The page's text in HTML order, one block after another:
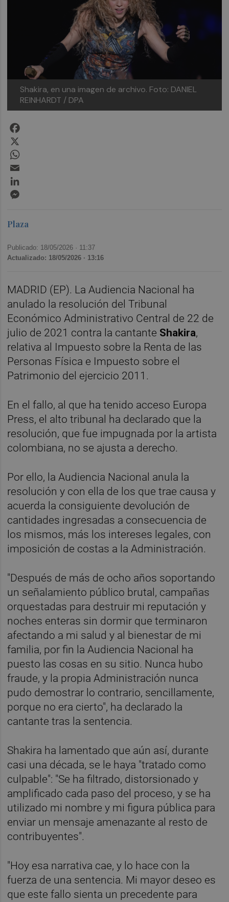
Shakira, en una imagen de archivo. Foto: DANIEL
REINHARDT / DPA
Plaza
Publicado: 18/05/2026 · 11:37
Actualizado: 18/05/2026 · 13:16
MADRID (EP). La Audiencia Nacional ha
anulado la resolución del Tribunal
Económico Administrativo Central de 22 de
julio de 2021 contra la cantante Shakira,
relativa al Impuesto sobre la Renta de las
Personas Física e Impuesto sobre el
Patrimonio del ejercicio 2011.
En el fallo, al que ha tenido acceso Europa
Press, el alto tribunal ha declarado que la
resolución, que fue impugnada por la artista
colombiana, no se ajusta a derecho.
Por ello, la Audiencia Nacional anula la
resolución y con ella de los que trae causa y
acuerda la consiguiente devolución de
cantidades ingresadas a consecuencia de
los mismos, más los intereses legales, con
imposición de costas a la Administración.
"Después de más de ocho años soportando
un señalamiento público brutal, campañas
orquestadas para destruir mi reputación y
noches enteras sin dormir que terminaron
afectando a mi salud y al bienestar de mi
familia, por fin la Audiencia Nacional ha
puesto las cosas en su sitio. Nunca hubo
fraude, y la propia Administración nunca
pudo demostrar lo contrario, sencillamente,
porque no era cierto", ha declarado la
cantante tras la sentencia.
Shakira ha lamentado que aún así, durante
casi una década, se le haya "tratado como
culpable": "Se ha filtrado, distorsionado y
amplificado cada paso del proceso, y se ha
utilizado mi nombre y mi figura pública para
enviar un mensaje amenazante al resto de
contribuyentes".
"Hoy esa narrativa cae, y lo hace con la
fuerza de una sentencia. Mi mayor deseo es
que este fallo sienta un precedente para